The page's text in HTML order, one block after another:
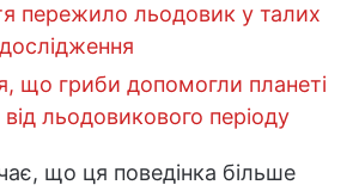
пережило льодовик у талих
що гриби допомогли планеті
від льодовикового періоду
що ця поведінка більше